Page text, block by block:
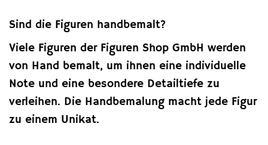
Sind die Figuren handbemalt?
Viele Figuren der Figuren Shop GmbH werden
von Hand bemalt, um ihnen eine individuelle
Note und eine besondere Detailtiefe zu
verleihen. Die Handbemalung macht jede Figur
zu einem Unikat.